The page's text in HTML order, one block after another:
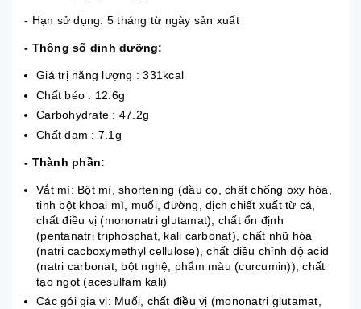
- Hạn sử dụng: 5 tháng từ ngày sản xuất
- Thông số dinh dưỡng:
Giá trị năng lượng : 331kcal
Chất béo : 12.6g
Carbohydrate : 47.2g
Chất đạm : 7.1g
- Thành phần:
Vắt mì: Bột mì, shortening (dầu cọ, chất chống oxy hóa,
tinh bột khoai mì, muối, đường, dịch chiết xuất từ cá,
chất điều vị (mononatri glutamat), chất ổn định
(pentanatri triphosphat, kali carbonat), chất nhũ hóa
(natri cacboxymethyl cellulose), chất điều chỉnh độ acid
(natri carbonat, bột nghệ, phẩm màu (curcumin)), chất
tạo ngọt (acesulfam kali)
Các gói gia vị: Muối, chất điều vị (mononatri glutamat,